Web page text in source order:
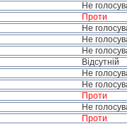
Не
Проти
Не
Не
Не
Відсутній
Не
Не
Проти
Не
Проти